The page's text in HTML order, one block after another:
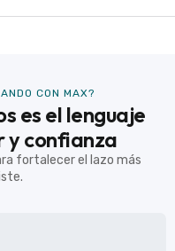
CON MAX?
es el lenguaje
y confianza
fortalecer el lazo más